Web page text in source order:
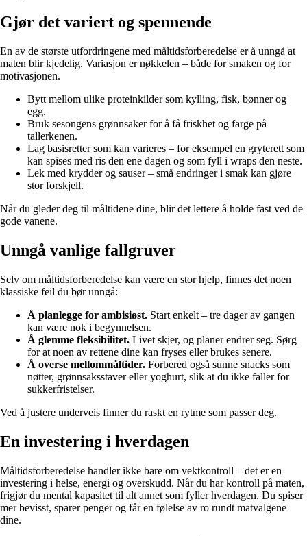
Gjør det variert og spennende
En av de største utfordringene med måltidsforberedelse er å unngå at
maten blir kjedelig. Variasjon er nøkkelen – både for smaken og for
motivasjonen.
Bytt mellom ulike proteinkilder som kylling, fisk, bønner og
egg.
Bruk sesongens grønnsaker for å få friskhet og farge på
tallerkenen.
Lag basisretter som kan varieres – for eksempel en gryterett som
kan spises med ris den ene dagen og som fyll i wraps den neste.
Lek med krydder og sauser – små endringer i smak kan gjøre
stor forskjell.
Når du gleder deg til måltidene dine, blir det lettere å holde fast ved de
gode vanene.
Unngå vanlige fallgruver
Selv om måltidsforberedelse kan være en stor hjelp, finnes det noen
klassiske feil du bør unngå:
Å planlegge for ambisiøst. Start enkelt – tre dager av gangen
kan være nok i begynnelsen.
Å glemme fleksibilitet. Livet skjer, og planer endrer seg. Sørg
for at noen av rettene dine kan fryses eller brukes senere.
Å overse mellommåltider. Forbered også sunne snacks som
nøtter, grønnsaksstaver eller yoghurt, slik at du ikke faller for
sukkerfristelser.
Ved å justere underveis finner du raskt en rytme som passer deg.
En investering i hverdagen
Måltidsforberedelse handler ikke bare om vektkontroll – det er en
investering i helse, energi og overskudd. Når du har kontroll på maten,
frigjør du mental kapasitet til alt annet som fyller hverdagen. Du spiser
mer bevisst, sparer penger og får en følelse av ro rundt matvalgene
dine.